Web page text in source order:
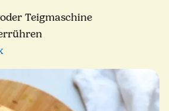
Teigmaschine